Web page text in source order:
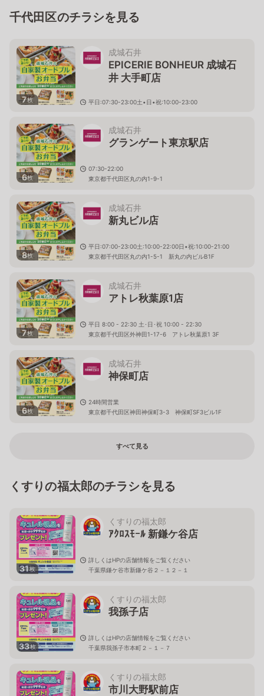
千代田区のチラシを見る
7枚
成城石井
EPICERIE BONHEUR 成城石
井 大手町店
平日:07:30-23:00土•日•祝:10:00-23:00
6枚
成城石井
グランゲート東京駅店
07:30-22:00
東京都千代田区丸の内1-9-1
8枚
成城石井
新丸ビル店
平日:07:00-23:00土:10:00-22:00日•祝:10:00-21:00
東京都千代田区丸の内1-5-1 新丸の内ビルB1F
7枚
成城石井
アトレ秋葉原1店
平日 8:00 - 22:30 土･日･祝 10:00 - 22:30
東京都千代田区外神田1-17-6 アトレ秋葉原1 3F
6枚
成城石井
神保町店
24時間営業
東京都千代田区神田神保町3-3 神保町SF3ビル1F
すべて見る
くすりの福太郎のチラシを見る
31枚
くすりの福太郎
ｱｸﾛｽﾓｰﾙ 新鎌ケ谷店
詳しくはHPの店舗情報をご覧ください
千葉県鎌ケ谷市新鎌ケ谷２－１２－１
33枚
くすりの福太郎
我孫子店
詳しくはHPの店舗情報をご覧ください
千葉県我孫子市本町２－１－７
くすりの福太郎
市川大野駅前店